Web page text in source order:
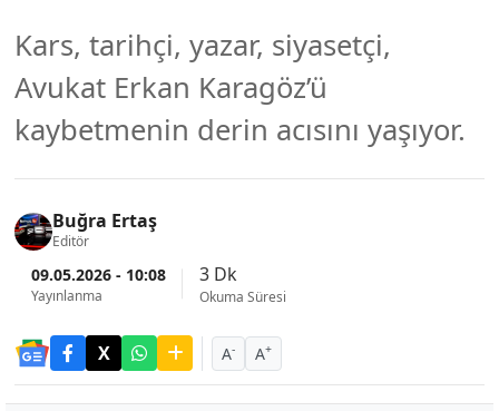
Kars, tarihçi, yazar, siyasetçi,
Avukat Erkan Karagöz’ü
kaybetmenin derin acısını yaşıyor.
Buğra Ertaş
Editör
09.05.2026 - 10:08
Yayınlanma
3 Dk
Okuma Süresi
A- A+